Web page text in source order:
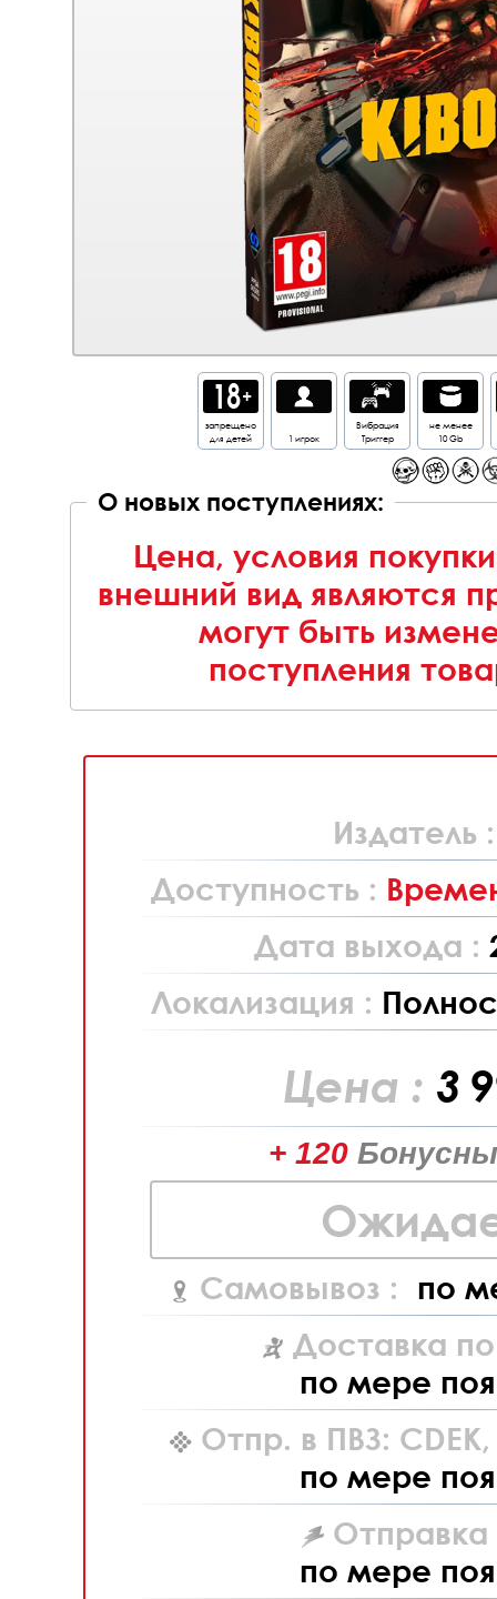
запрещено
для детей
1 игрок
Вибрация
Триггер
не менее
10 Gb
О новых поступлениях:
Цена, условия
внешний вид являются
могут быть
поступления
Издатель
Доступность :
Дата выхода :
Локализация :
Цена : 3
+ 120
Самовывоз : по
Доставка
по мере
Отпр. в ПВЗ: CDEK,
по мере
Отправка
по мере